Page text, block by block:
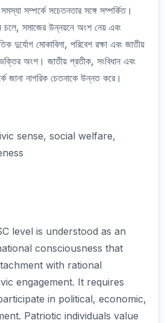
সম্পর্কে সচেতনতার সঙ্গে সম্পর্কিত।
সমাজের উন্নয়নে অংশ নেয় এবং
দুর্যোগ মোকাবিলা, পরিবেশ রক্ষা এবং জাতীয়
অংশ। জাতীয় প্রতীক, সংবিধান এবং
জানা নাগরিক চেতনাকে উন্নত করে।
sense, social welfare,
level is understood as an
consciousness that
with rational
engagement. It requires
in political, economic,
Patriotic individuals value